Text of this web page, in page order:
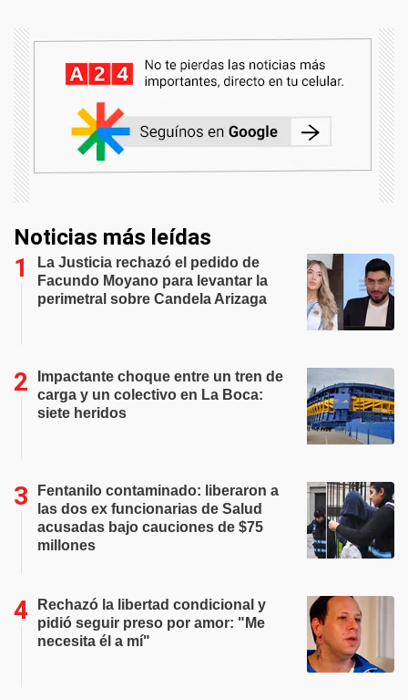
Noticias más leídas
La Justicia rechazó el pedido de
Facundo Moyano para levantar la
perimetral sobre Candela Arizaga
Impactante choque entre un tren de
carga y un colectivo en La Boca:
siete heridos
Fentanilo contaminado: liberaron a
las dos ex funcionarias de Salud
acusadas bajo cauciones de $75
millones
Rechazó la libertad condicional y
pidió seguir preso por amor: "Me
necesita él a mí"